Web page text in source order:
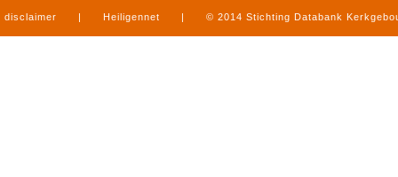
disclaimer | Heiligennet | © 2014 Stichting Databank